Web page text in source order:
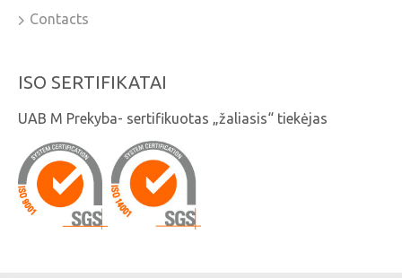
Contacts
ISO SERTIFIKATAI
UAB M Prekyba- sertifikuotas „žaliasis“ tiekėjas